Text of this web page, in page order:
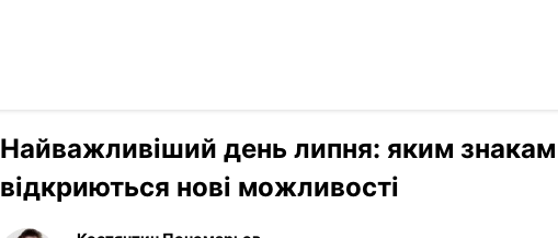
Найважливіший день липня: яким знакам
відкриються нові можливості